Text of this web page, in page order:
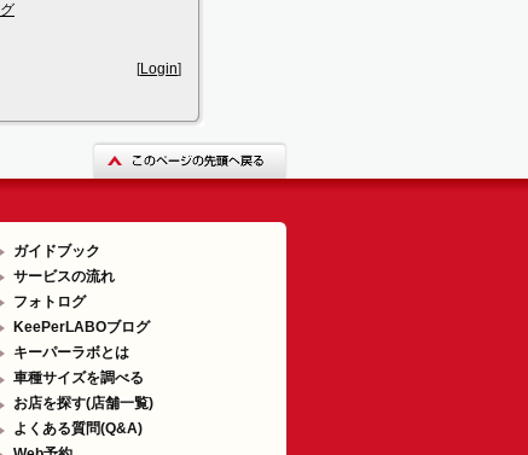
グ
[Login]
ガイドブック
サービスの流れ
フォトログ
KeePerLABOブログ
キーパーラボとは
車種サイズを調べる
お店を探す(店舗一覧)
よくある質問(Q&A)